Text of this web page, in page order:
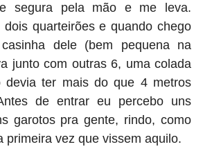
segura pela mão e me leva.
dois quarteirões e quando chego
dele (bem pequena na
junto com outras 6, uma colada
devia ter mais do que 4 metros
de entrar eu percebo uns
garotos pra gente, rindo, como
primeira vez que vissem aquilo.